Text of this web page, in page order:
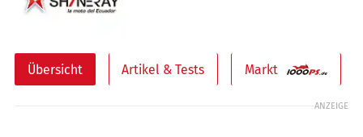
Übersicht Artikel & Tests Markt
ANZEIGE